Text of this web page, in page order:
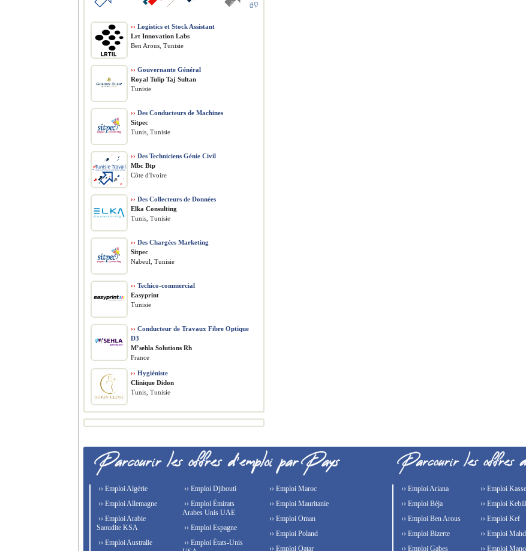
›› Logistics et Stock Assistant
Lrt Innovation Labs
Ben Arous, Tunisie
›› Gouvernante Général
Royal Tulip Taj Sultan
Tunisie
›› Des Conducteurs de Machines
Sitpec
Tunis, Tunisie
›› Des Techniciens Génie Civil
Mbc Btp
Côte d'Ivoire
›› Des Collecteurs de Données
Elka Consulting
Tunis, Tunisie
›› Des Chargées Marketing
Sitpec
Nabeul, Tunisie
›› Techico-commercial
Easyprint
Tunisie
›› Conducteur de Travaux Fibre Optique
D3
M’sehla Solutions Rh
France
›› Hygiéniste
Clinique Didon
Tunis, Tunisie
›› Emploi Algérie
›› Emploi Allemagne
›› Emploi Arabie
Saoudite KSA
›› Emploi Australie
›› Emploi Djibouti
›› Emploi Émirats
Arabes Unis UAE
›› Emploi Espagne
›› Emploi États-Unis
›› Emploi Maroc
›› Emploi Mauritanie
›› Emploi Oman
›› Emploi Poland
›› Emploi Qatar
›› Emploi Ariana
›› Emploi Béja
›› Emploi Ben Arous
›› Emploi Bizerte
›› Emploi Gabes
›› Emploi
›› Emploi Kebili
›› Emploi Kef
›› Emploi
›› Emploi